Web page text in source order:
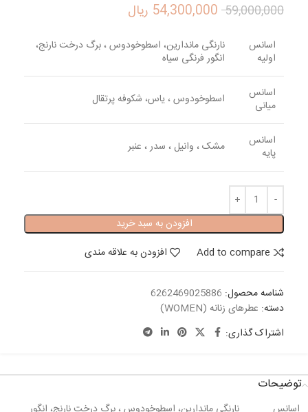
59,000,000
54,300,000 ریال
اسانس
اولیه
نارنگی ماندارین، اسطوخودوس ، برگ درخت نارنج،
انگور فرنگی سیاه
اسانس
میانی اسطوخودوس ، یاس، شکوفه پرتقال
اسانس
پایه مشک ، وانیل ، سدر ، عنبر
افزودن به سبد خرید
Add to compare
افزودن به علاقه مندی
شناسه محصول: 6262469025886
دسته: عطرهای زنانه (WOMEN)
اشتراک گذاری:
توضیحات